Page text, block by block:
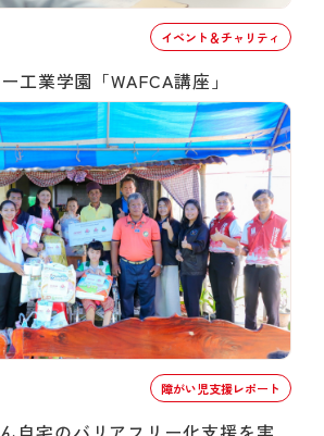
イベント＆チャリティ
工業学園「WAFCA講座」
障がい児支援レポート